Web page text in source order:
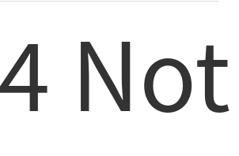
Not